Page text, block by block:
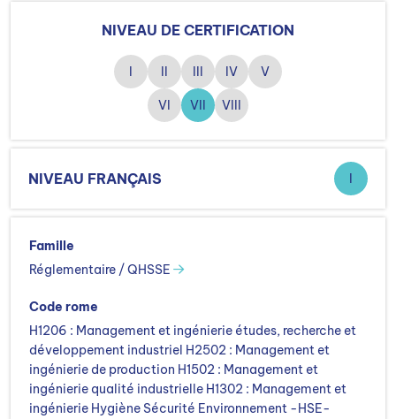
NIVEAU DE CERTIFICATION
I II III IV V
VI VII VIII
NIVEAU FRANÇAIS I
Famille
Réglementaire / QHSSE
Code rome
H1206 : Management et ingénierie études, recherche et
développement industriel H2502 : Management et
ingénierie de production H1502 : Management et
ingénierie qualité industrielle H1302 : Management et
ingénierie Hygiène Sécurité Environnement -HSE-